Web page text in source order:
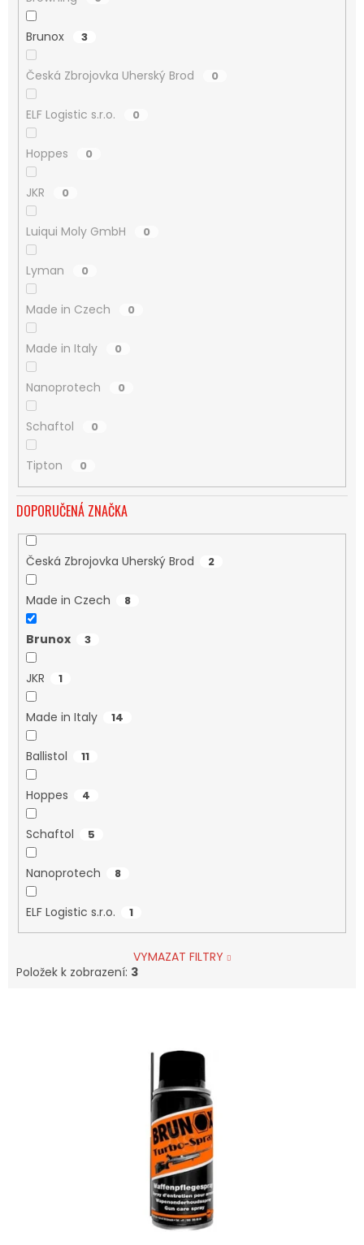
Brunox 3
Česká Zbrojovka Uherský Brod 0
ELF Logistic s.r.o. 0
Hoppes 0
JKR 0
Luiqui Moly GmbH 0
Lyman 0
Made in Czech 0
Made in Italy 0
Nanoprotech 0
Schaftol 0
Tipton 0
DOPORUČENÁ ZNAČKA
Česká Zbrojovka Uherský Brod 2
Made in Czech 8
Brunox 3
JKR 1
Made in Italy 14
Ballistol 11
Hoppes 4
Schaftol 5
Nanoprotech 8
ELF Logistic s.r.o. 1
VYMAZAT FILTRY
Položek k zobrazení: 3